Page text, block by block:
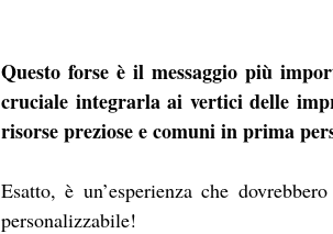
Questo forse è il messaggio più
cruciale integrarla ai vertici delle
risorse preziose e comuni in prima
Esatto, è un’esperienza che
personalizzabile!